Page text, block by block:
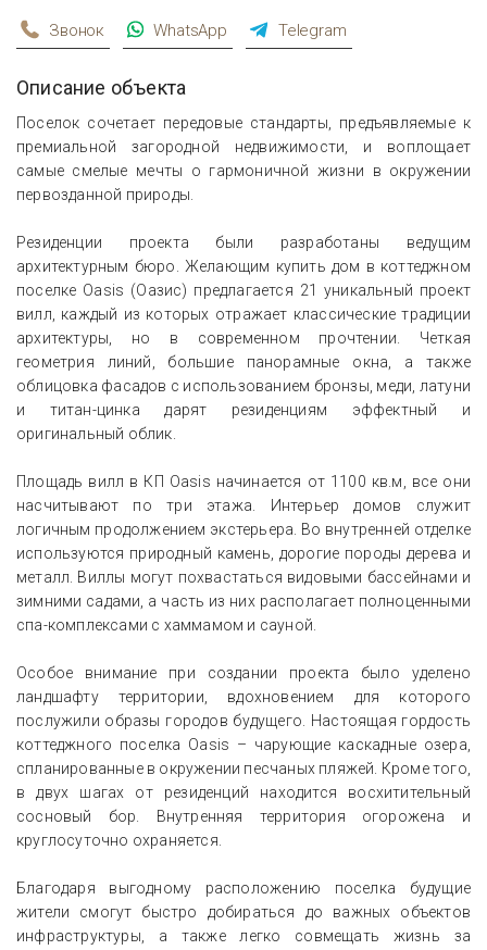
Звонок WhatsApp Telegram
Описание объекта
Поселок сочетает передовые стандарты, предъявляемые к
премиальной загородной недвижимости, и воплощает
самые смелые мечты о гармоничной жизни в окружении
первозданной природы.
Резиденции проекта были разработаны ведущим
архитектурным бюро. Желающим купить дом в коттеджном
поселке Oasis (Оазис) предлагается 21 уникальный проект
вилл, каждый из которых отражает классические традиции
архитектуры, но в современном прочтении. Четкая
геометрия линий, большие панорамные окна, а также
облицовка фасадов с использованием бронзы, меди, латуни
и титан-цинка дарят резиденциям эффектный и
оригинальный облик.
Площадь вилл в КП Oasis начинается от 1100 кв.м, все они
насчитывают по три этажа. Интерьер домов служит
логичным продолжением экстерьера. Во внутренней отделке
используются природный камень, дорогие породы дерева и
металл. Виллы могут похвастаться видовыми бассейнами и
зимними садами, а часть из них располагает полноценными
спа-комплексами с хаммамом и сауной.
Особое внимание при создании проекта было уделено
ландшафту территории, вдохновением для которого
послужили образы городов будущего. Настоящая гордость
коттеджного поселка Oasis – чарующие каскадные озера,
спланированные в окружении песчаных пляжей. Кроме того,
в двух шагах от резиденций находится восхитительный
сосновый бор. Внутренняя территория огорожена и
круглосуточно охраняется.
Благодаря выгодному расположению поселка будущие
жители смогут быстро добираться до важных объектов
инфраструктуры, а также легко совмещать жизнь за